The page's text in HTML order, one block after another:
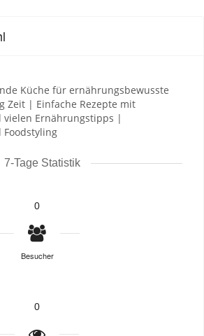
Küche für ernährungsbewusste
Zeit | Einfache Rezepte mit
vielen Ernährungstipps |
Foodstyling
7-Tage Statistik
0
Besucher
0